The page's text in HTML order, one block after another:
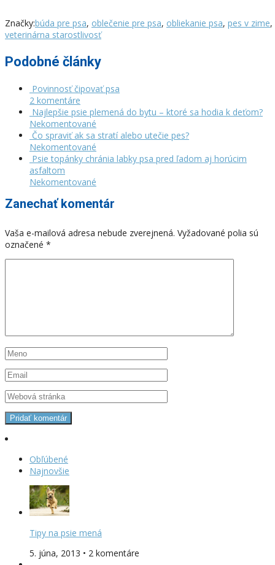
Značky:búda pre psa, oblečenie pre psa, obliekanie psa, pes v zime,
veterinárna starostlivosť
Podobné články
Povinnosť čipovať psa
2 komentáre
Najlepšie psie plemená do bytu – ktoré sa hodia k deťom?
Nekomentované
Čo spraviť ak sa stratí alebo utečie pes?
Nekomentované
Psie topánky chránia labky psa pred ľadom aj horúcim
asfaltom
Nekomentované
Zanechať komentár
Vaša e-mailová adresa nebude zverejnená. Vyžadované polia sú
označené *
Obľúbené
Najnovšie
Tipy na psie mená
5. júna, 2013 • 2 komentáre